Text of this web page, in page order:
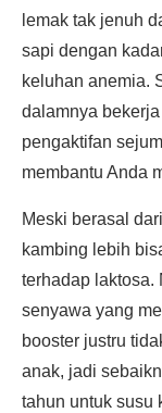
lemak tak jenuh
sapi dengan
keluhan anemia.
dalamnya
pengaktifan
membantu Anda
Meski berasal
kambing lebih
terhadap laktosa.
senyawa yang
booster justru
anak, jadi
tahun untuk susu